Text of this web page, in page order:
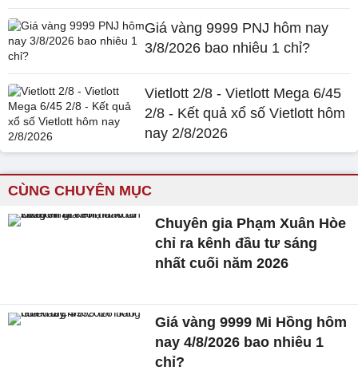
Giá vàng 9999 PNJ hôm nay
3/8/2026 bao nhiêu 1 chỉ?
Vietlott 2/8 - Vietlott Mega 6/45
2/8 - Kết quả xổ số Vietlott hôm
nay 2/8/2026
CÙNG CHUYÊN MỤC
Chuyên gia Phạm Xuân Hòe
chỉ ra kênh đầu tư sáng
nhất cuối năm 2026
Giá vàng 9999 Mi Hồng hôm
nay 4/8/2026 bao nhiêu 1
chỉ?